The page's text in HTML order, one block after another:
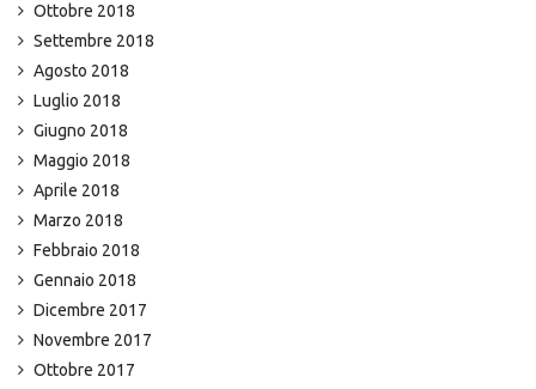
Ottobre 2018
Settembre 2018
Agosto 2018
Luglio 2018
Giugno 2018
Maggio 2018
Aprile 2018
Marzo 2018
Febbraio 2018
Gennaio 2018
Dicembre 2017
Novembre 2017
Ottobre 2017